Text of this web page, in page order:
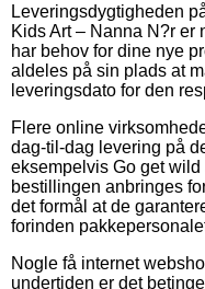
Leveringsdygtigheden
Kids Art – Nanna N?r er
har behov for dine nye
aldeles på sin plads at
leveringsdato for den
Flere online
dag-til-dag levering på
eksempelvis Go get
bestillingen anbringes
det formål at de
forinden
Nogle få internet
undertiden er det